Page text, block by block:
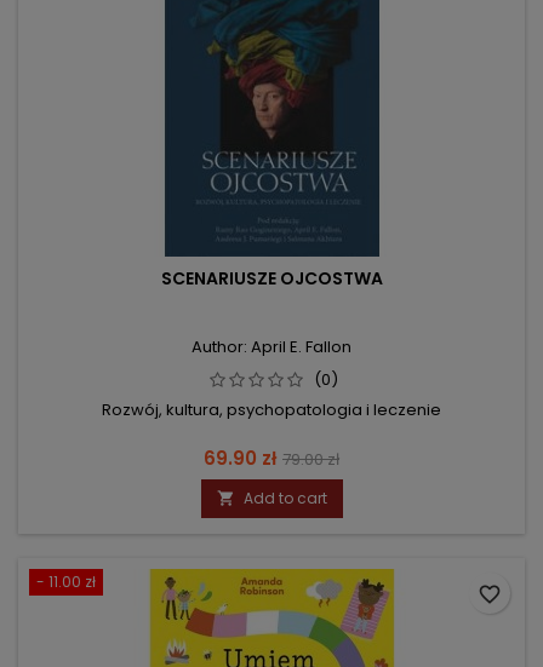
SCENARIUSZE OJCOSTWA
Author: April E. Fallon
(0)
Rozwój, kultura, psychopatologia i leczenie
Price
69.90 zł Regular
price
79.00 zł
 Add to cart
- 11.00 zł
favorite_border